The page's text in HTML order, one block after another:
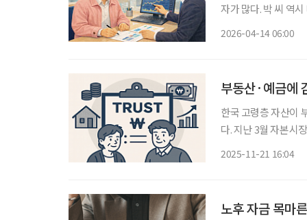
자가 많다. 박 씨 역
2026-04-14 06:00
부동산·예금에
한국 고령층 자산이
다. 지난 3월 자본시
2025-11-21 16:04
노후 자금 목마